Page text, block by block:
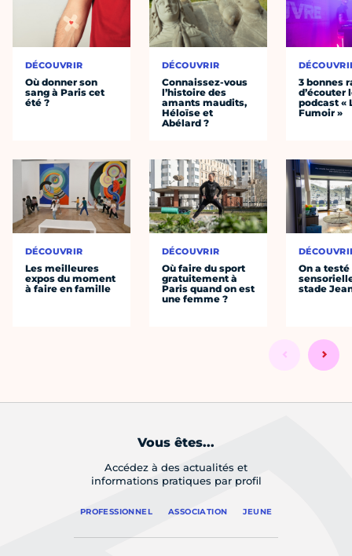
DÉCOUVRIR
Où donner son
sang à Paris cet
été ?
DÉCOUVRIR
Les meilleures
expos du moment
à faire en famille
DÉCOUVRIR
Connaissez-vous
l’histoire des
amants maudits,
Héloïse et
Abélard ?
DÉCOUVRIR
Où faire du sport
gratuitement à
Paris quand on est
une femme ?
3 bonnes
d’écouter
podcast «
Fumoir »
On a
stade
Vous êtes...
Accédez à des actualités et
informations pratiques par profil
PROFESSIONNEL ASSOCIATION JEUNE